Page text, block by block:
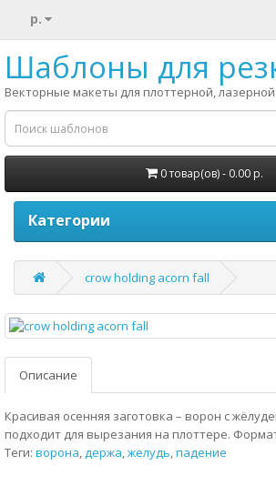
р.
Шаблоны для
Векторные макеты для плоттерной,
0 товар(ов) - 0.00 р.
Категории
crow holding acorn fall
Описание
Красивая осенняя заготовка – ворон с
подходит для вырезания на плоттере.
Теги: ворона,держа,желудь,падение